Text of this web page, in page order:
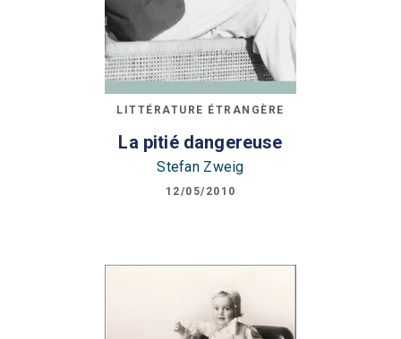
LITTÉRATURE ÉTRANGÈRE
La pitié dangereuse
Stefan Zweig
12/05/2010